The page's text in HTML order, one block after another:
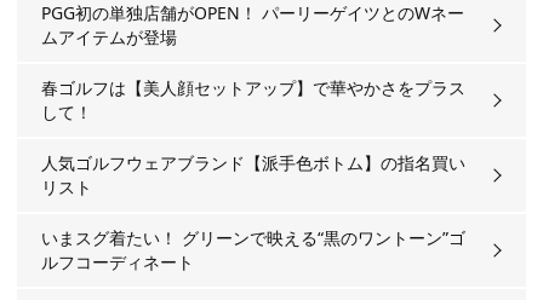
PGG初の単独店舗がOPEN！ パーリーゲイツとのWネー
ムアイテムが登場
春ゴルフは【美人顔セットアップ】で華やかさをプラス
して！
人気ゴルフウェアブランド【派手色ボトム】の指名買い
リスト
いまスグ着たい！ グリーンで映える“黒のワントーン”ゴ
ルフコーディネート